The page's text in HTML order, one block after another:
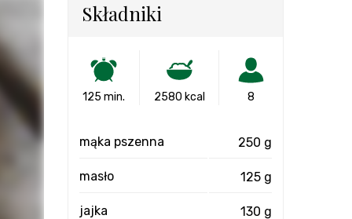
Składniki
125 min. 2580 kcal 8
mąka pszenna 250 g
masło 125 g
jajka 130 g